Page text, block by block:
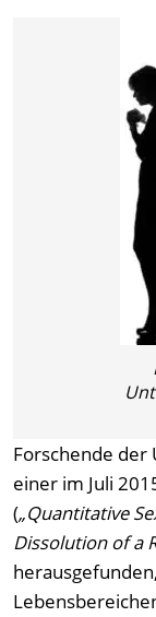
Forschende der
einer im Juli
(„Quantitative
Dissolution of a